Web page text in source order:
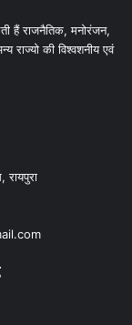
हैं राजनैतिक, मनोरंजन,
राज्यो की विश्वशनीय एवं